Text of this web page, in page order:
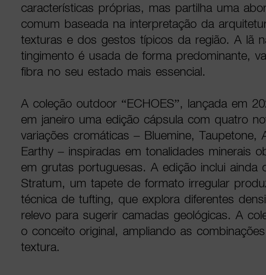
características próprias, mas partilha uma
comum baseada na interpretação da
texturas e dos gestos típicos da região. A lã
tingimento é usada de forma predominante,
fibra no seu estado mais essencial.
A coleção outdoor “ECHOES”, lançada em
em janeiro uma edição cápsula com quatro
variações cromáticas – Bluemine, Taupetone,
Earthy – inspiradas em tonalidades minerais
em grutas portuguesas. A edição inclui ainda
Stratum, um tapete de formato irregular
técnica de tufting, que explora diferentes
relevo para sugerir camadas geológicas. A
o conceito original, ampliando as
textura.